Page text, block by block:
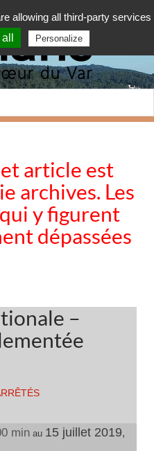
article est
archives. Les
y figurent
dépassées
–
min au 15 juillet 2019,
allowing all third-party services
Personalize